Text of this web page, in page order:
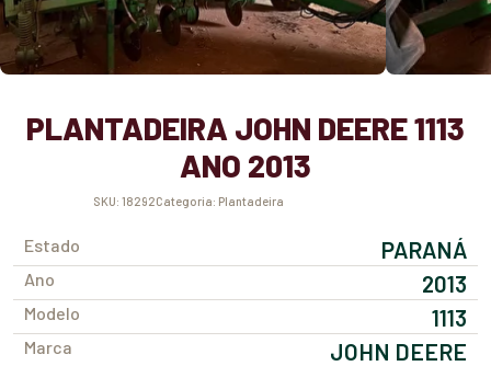
PLANTADEIRA JOHN DEERE 1113
ANO 2013
SKU: 18292 Categoria: Plantadeira
Estado PARANÁ
Ano 2013
Modelo 1113
Marca JOHN DEERE